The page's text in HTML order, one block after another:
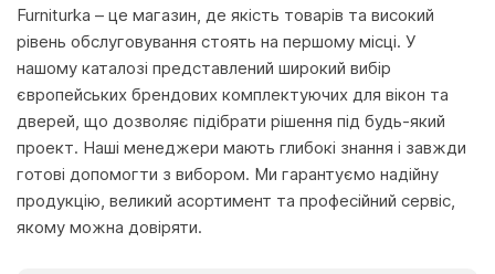
Furniturka – це магазин, де якість товарів та високий
рівень обслуговування стоять на першому місці. У
нашому каталозі представлений широкий вибір
європейських брендових комплектуючих для вікон та
дверей, що дозволяє підібрати рішення під будь-який
проект. Наші менеджери мають глибокі знання і завжди
готові допомогти з вибором. Ми гарантуємо надійну
продукцію, великий асортимент та професійний сервіс,
якому можна довіряти.